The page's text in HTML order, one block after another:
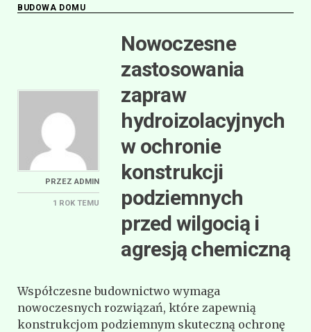
BUDOWA DOMU
PRZEZADMIN
1 ROK TEMU
Nowoczesne
zastosowania
zapraw
hydroizolacyjnych
w ochronie
konstrukcji
podziemnych
przed wilgocią i
agresją chemiczną
Współczesne budownictwo wymaga
nowoczesnych rozwiązań, które zapewnią
konstrukcjom podziemnym skuteczną ochronę